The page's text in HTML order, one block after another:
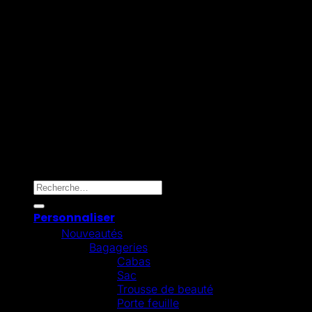
Personnaliser
Nouveautés
Bagageries
Cabas
Sac
Trousse de beauté
Porte feuille